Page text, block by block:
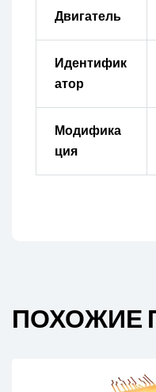
Двигатель
Идентифик
атор
Модифика
ция
ПОХОЖИЕ